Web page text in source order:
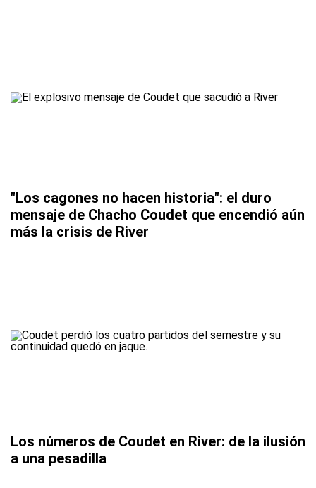
"Los cagones no hacen historia": el duro
mensaje de Chacho Coudet que encendió aún
más la crisis de River
Los números de Coudet en River: de la ilusión
a una pesadilla